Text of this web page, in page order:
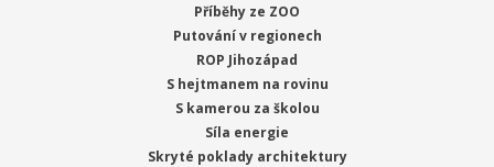
Příběhy ze ZOO
Putování v regionech
ROP Jihozápad
S hejtmanem na rovinu
S kamerou za školou
Síla energie
Skryté poklady architektury